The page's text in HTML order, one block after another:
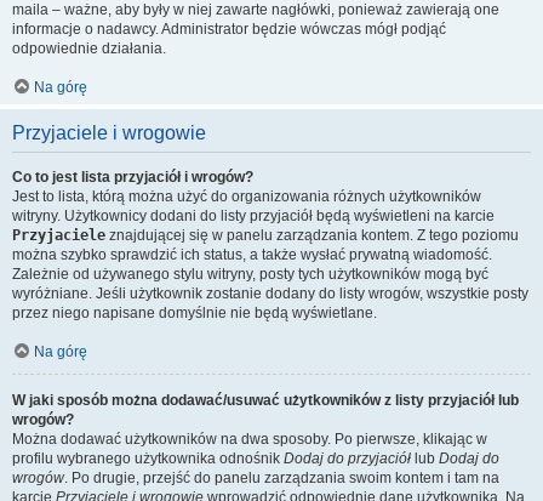
maila – ważne, aby były w niej zawarte nagłówki, ponieważ zawierają one
informacje o nadawcy. Administrator będzie wówczas mógł podjąć
odpowiednie działania.
Na górę
Przyjaciele i wrogowie
Co to jest lista przyjaciół i wrogów?
Jest to lista, którą można użyć do organizowania różnych użytkowników
witryny. Użytkownicy dodani do listy przyjaciół będą wyświetleni na karcie
Przyjaciele znajdującej się w panelu zarządzania kontem. Z tego poziomu
można szybko sprawdzić ich status, a także wysłać prywatną wiadomość.
Zależnie od używanego stylu witryny, posty tych użytkowników mogą być
wyróżniane. Jeśli użytkownik zostanie dodany do listy wrogów, wszystkie posty
przez niego napisane domyślnie nie będą wyświetlane.
Na górę
W jaki sposób można dodawać/usuwać użytkowników z listy przyjaciół lub
wrogów?
Można dodawać użytkowników na dwa sposoby. Po pierwsze, klikając w
profilu wybranego użytkownika odnośnik Dodaj do przyjaciół lub Dodaj do
wrogów. Po drugie, przejść do panelu zarządzania swoim kontem i tam na
karcie Przyjaciele i wrogowie wprowadzić odpowiednie dane użytkownika. Na